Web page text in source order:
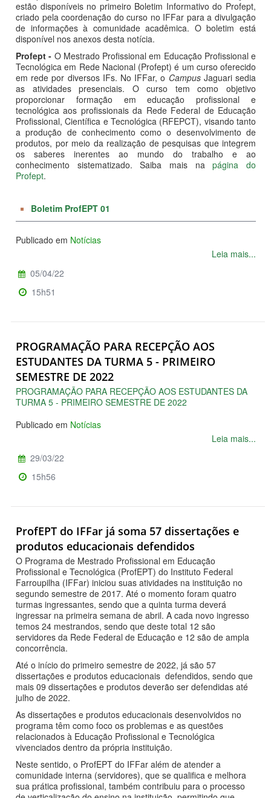
estão disponíveis no primeiro Boletim Informativo do Profept,
criado pela coordenação do curso no IFFar para a divulgação
de informações à comunidade acadêmica. O boletim está
disponível nos anexos desta notícia.
Profept - O Mestrado Profissional em Educação Profissional e
Tecnológica em Rede Nacional (Profept) é um curso oferecido
em rede por diversos IFs. No IFFar, o CampusJaguari sedia
as atividades presenciais. O curso tem como objetivo
proporcionar formação em educação profissional e
tecnológica aos profissionais da Rede Federal de Educação
Profissional, Científica e Tecnológica (RFEPCT), visando tanto
a produção de conhecimento como o desenvolvimento de
produtos, por meio da realização de pesquisas que integrem
os saberes inerentes ao mundo do trabalho e ao
conhecimento sistematizado. Saiba mais napágina do
Profept.
Boletim ProfEPT 01
Publicado em Notícias
Leia mais...
05/04/22
15h51
PROGRAMAÇÃO PARA RECEPÇÃO AOS
ESTUDANTES DA TURMA 5 - PRIMEIRO
SEMESTRE DE 2022
PROGRAMAÇÃO PARA RECEPÇÃO AOS ESTUDANTES DA
TURMA 5 - PRIMEIRO SEMESTRE DE 2022
Publicado em Notícias
Leia mais...
29/03/22
15h56
ProfEPT do IFFar já soma 57 dissertações e
produtos educacionais defendidos
O Programa de Mestrado Profissional em Educação
Profissional e Tecnológica (ProfEPT) do Instituto Federal
Farroupilha (IFFar) iniciou suas atividades na instituição no
segundo semestre de 2017. Até o momento foram quatro
turmas ingressantes, sendo que a quinta turma deverá
ingressar na primeira semana de abril. A cada novo ingresso
temos 24 mestrandos, sendo que deste total 12 são
servidores da Rede Federal de Educação e 12 são de ampla
concorrência.
Até o início do primeiro semestre de 2022, já são 57
dissertações e produtos educacionais defendidos, sendo que
mais 09 dissertações e produtos deverão ser defendidas até
julho de 2022.
As dissertações e produtos educacionais desenvolvidos no
programa têm como foco os problemas e as questões
relacionados à Educação Profissional e Tecnológica
vivenciados dentro da própria instituição.
Neste sentido, o ProfEPT do IFFar além de atender a
comunidade interna (servidores), que se qualifica e melhora
sua prática profissional, também contribuiu para o processo